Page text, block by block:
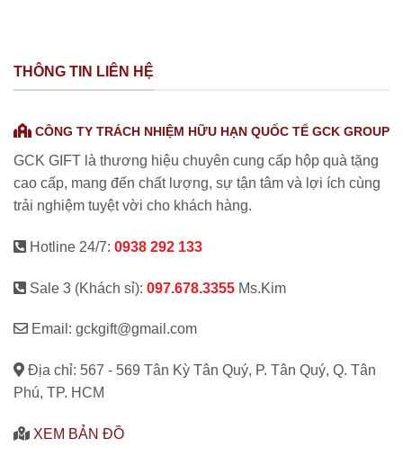
THÔNG TIN LIÊN HỆ
CÔNG TY TRÁCH NHIỆM HỮU HẠN QUỐC TẾ GCK GROUP
GCK GIFT là thương hiệu chuyên cung cấp hộp quà tặng
cao cấp, mang đến chất lượng, sự tận tâm và lợi ích cùng
trải nghiệm tuyệt vời cho khách hàng.
Hotline 24/7: 0938 292 133
Sale 3 (Khách sỉ): 097.678.3355 Ms.Kim
Email: gckgift@gmail.com
Địa chỉ: 567 - 569 Tân Kỳ Tân Quý, P. Tân Quý, Q. Tân
Phú, TP. HCM
XEM BẢN ĐỒ